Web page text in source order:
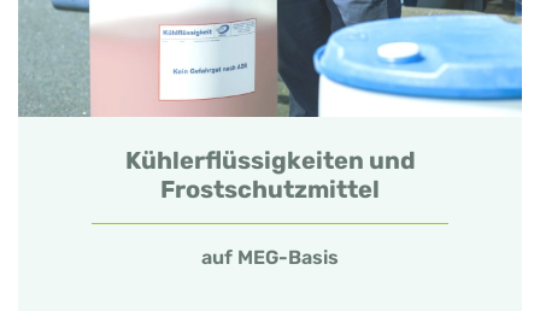
Kühlerflüssigkeiten und
Frostschutzmittel
auf MEG-Basis